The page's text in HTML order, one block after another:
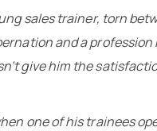
sales trainer, torn
and a profession
give him the
one of his trainees